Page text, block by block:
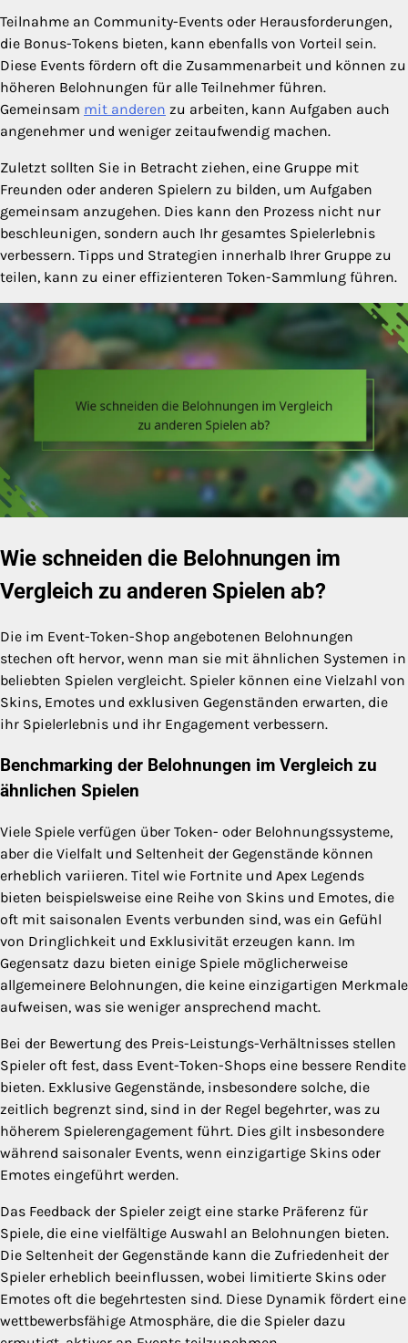
Teilnahme an Community-Events oder Herausforderungen,
die Bonus-Tokens bieten, kann ebenfalls von Vorteil sein.
Diese Events fördern oft die Zusammenarbeit und können zu
höheren Belohnungen für alle Teilnehmer führen.
Gemeinsam mit anderen zu arbeiten, kann Aufgaben auch
angenehmer und weniger zeitaufwendig machen.
Zuletzt sollten Sie in Betracht ziehen, eine Gruppe mit
Freunden oder anderen Spielern zu bilden, um Aufgaben
gemeinsam anzugehen. Dies kann den Prozess nicht nur
beschleunigen, sondern auch Ihr gesamtes Spielerlebnis
verbessern. Tipps und Strategien innerhalb Ihrer Gruppe zu
teilen, kann zu einer effizienteren Token-Sammlung führen.
Wie schneiden die Belohnungen im
Vergleich zu anderen Spielen ab?
Die im Event-Token-Shop angebotenen Belohnungen
stechen oft hervor, wenn man sie mit ähnlichen Systemen in
beliebten Spielen vergleicht. Spieler können eine Vielzahl von
Skins, Emotes und exklusiven Gegenständen erwarten, die
ihr Spielerlebnis und ihr Engagement verbessern.
Benchmarking der Belohnungen im Vergleich zu
ähnlichen Spielen
Viele Spiele verfügen über Token- oder Belohnungssysteme,
aber die Vielfalt und Seltenheit der Gegenstände können
erheblich variieren. Titel wie Fortnite und Apex Legends
bieten beispielsweise eine Reihe von Skins und Emotes, die
oft mit saisonalen Events verbunden sind, was ein Gefühl
von Dringlichkeit und Exklusivität erzeugen kann. Im
Gegensatz dazu bieten einige Spiele möglicherweise
allgemeinere Belohnungen, die keine einzigartigen Merkmale
aufweisen, was sie weniger ansprechend macht.
Bei der Bewertung des Preis-Leistungs-Verhältnisses stellen
Spieler oft fest, dass Event-Token-Shops eine bessere Rendite
bieten. Exklusive Gegenstände, insbesondere solche, die
zeitlich begrenzt sind, sind in der Regel begehrter, was zu
höherem Spielerengagement führt. Dies gilt insbesondere
während saisonaler Events, wenn einzigartige Skins oder
Emotes eingeführt werden.
Das Feedback der Spieler zeigt eine starke Präferenz für
Spiele, die eine vielfältige Auswahl an Belohnungen bieten.
Die Seltenheit der Gegenstände kann die Zufriedenheit der
Spieler erheblich beeinflussen, wobei limitierte Skins oder
Emotes oft die begehrtesten sind. Diese Dynamik fördert eine
wettbewerbsfähige Atmosphäre, die die Spieler dazu